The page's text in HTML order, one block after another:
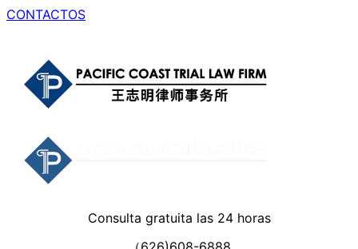
CONTACTOS
Consulta gratuita las 24 horas